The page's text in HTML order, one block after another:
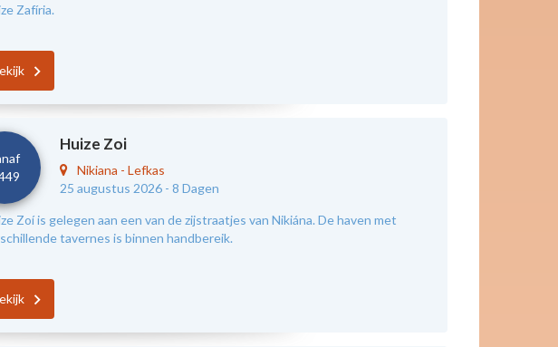
Zafíria.
Huize Zoi
Nikiana -Lefkas
25 augustus 2026 -8 Dagen
Zoí is gelegen aan een van de zijstraatjes van Nikiána. De haven met
tavernes is binnen handbereik.